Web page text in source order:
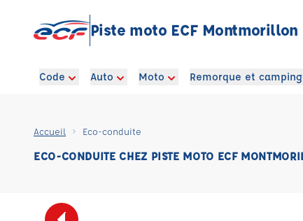
Piste moto ECF Montmorillon
Code Auto Moto Remorque et
Accueil Eco-conduite
ECO-CONDUITE CHEZ PISTE MOTO ECF